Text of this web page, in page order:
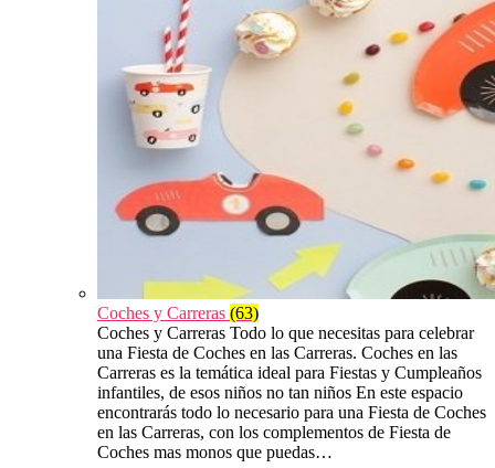
Coches y Carreras (63)
Coches y Carreras Todo lo que necesitas para celebrar
una Fiesta de Coches en las Carreras. Coches en las
Carreras es la temática ideal para Fiestas y Cumpleaños
infantiles, de esos niños no tan niños En este espacio
encontrarás todo lo necesario para una Fiesta de Coches
en las Carreras, con los complementos de Fiesta de
Coches mas monos que puedas…